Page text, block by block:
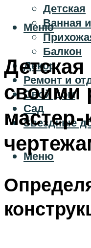
Детская
Ванная
Балкон
Декор
Ремонт и
Свой дом
Сад
Звездные
Меню
Меню
Детская
своими
мастер-